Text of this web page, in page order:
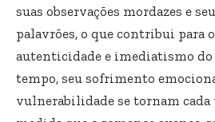
suas observações mordazes e
palavrões, o que contribui para
autenticidade e imediatismo do
tempo, seu sofrimento
vulnerabilidade se tornam cada